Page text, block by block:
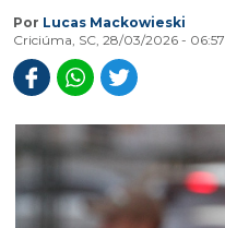
Por Lucas Mackowieski
Criciúma, SC, 28/03/2026 - 06:57